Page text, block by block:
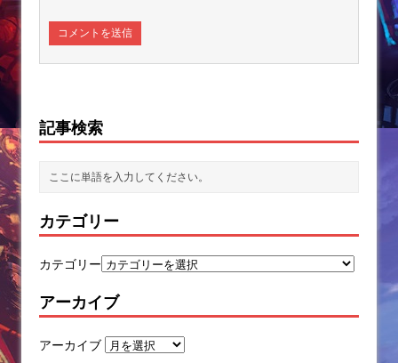
記事検索
カテゴリー
カテゴリー
アーカイブ
アーカイブ